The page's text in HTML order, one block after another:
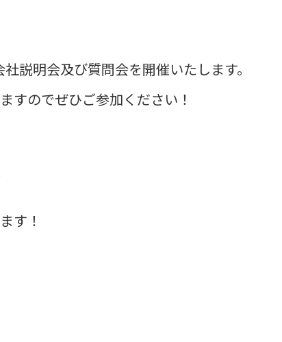
説明会及び質問会を開催いたします。
すのでぜひご参加ください！
す！